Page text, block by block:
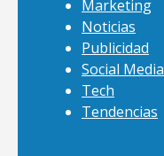
Marketing
Noticias
Publicidad
Social Media
Tech
Tendencias